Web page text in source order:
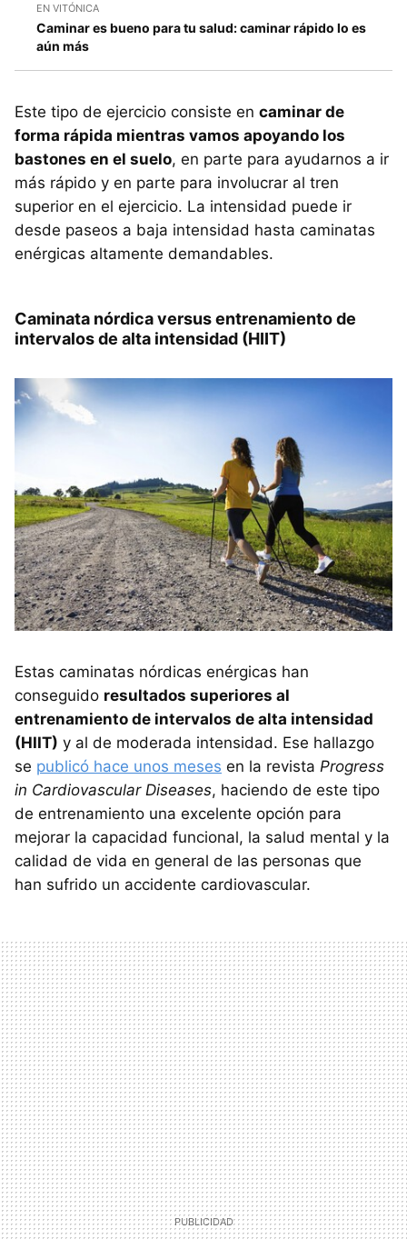
EN VITÓNICA
Caminar es bueno para tu salud: caminar rápido lo es
aún más
Este tipo de ejercicio consiste en caminar de
forma rápida mientras vamos apoyando los
bastones en el suelo, en parte para ayudarnos a ir
más rápido y en parte para involucrar al tren
superior en el ejercicio. La intensidad puede ir
desde paseos a baja intensidad hasta caminatas
enérgicas altamente demandables.
Caminata nórdica versus entrenamiento de
intervalos de alta intensidad (HIIT)
Estas caminatas nórdicas enérgicas han
conseguido resultados superiores al
entrenamiento de intervalos de alta intensidad
(HIIT) y al de moderada intensidad. Ese hallazgo
se publicó hace unos meses en la revista Progress
in Cardiovascular Diseases, haciendo de este tipo
de entrenamiento una excelente opción para
mejorar la capacidad funcional, la salud mental y la
calidad de vida en general de las personas que
han sufrido un accidente cardiovascular.